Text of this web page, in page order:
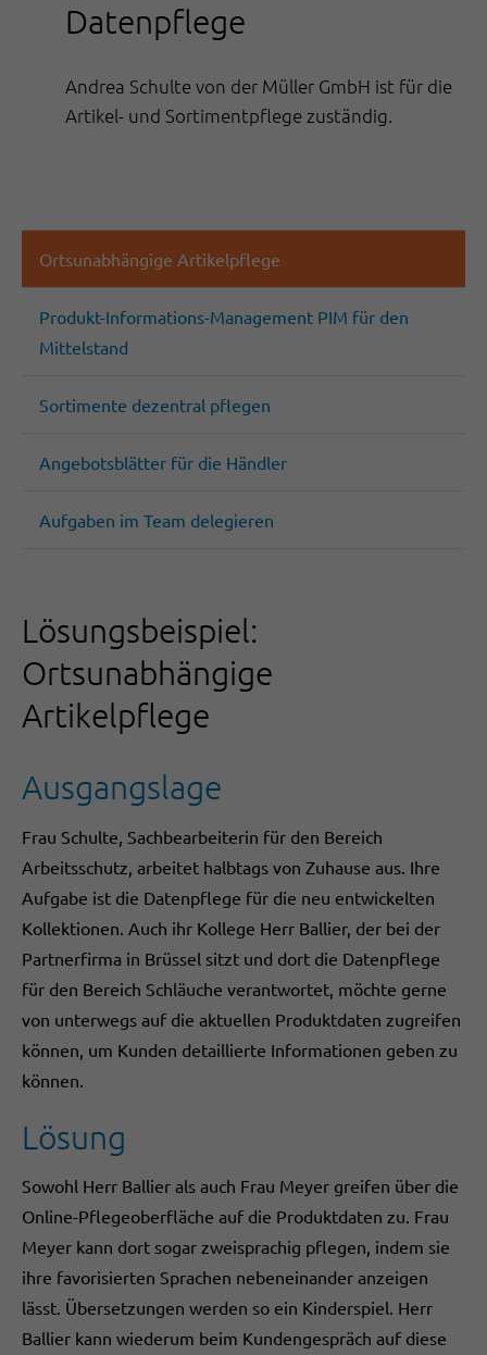
Datenpflege
Andrea Schulte von der Müller GmbH ist für die
Artikel- und Sortimentpflege zuständig.
Ortsunabhängige Artikelpflege
Produkt-Informations-Management PIM für den
Mittelstand
Sortimente dezentral pflegen
Angebotsblätter für die Händler
Aufgaben im Team delegieren
Lösungsbeispiel:
Ortsunabhängige
Artikelpflege
Ausgangslage
Frau Schulte, Sachbearbeiterin für den Bereich
Arbeitsschutz, arbeitet halbtags von Zuhause aus. Ihre
Aufgabe ist die Datenpflege für die neu entwickelten
Kollektionen. Auch ihr Kollege Herr Ballier, der bei der
Partnerfirma in Brüssel sitzt und dort die Datenpflege
für den Bereich Schläuche verantwortet, möchte gerne
von unterwegs auf die aktuellen Produktdaten zugreifen
können, um Kunden detaillierte Informationen geben zu
können.
Lösung
Sowohl Herr Ballier als auch Frau Meyer greifen über die
Online-Pflegeoberfläche auf die Produktdaten zu. Frau
Meyer kann dort sogar zweisprachig pflegen, indem sie
ihre favorisierten Sprachen nebeneinander anzeigen
lässt. Übersetzungen werden so ein Kinderspiel. Herr
Ballier kann wiederum beim Kundengespräch auf diese